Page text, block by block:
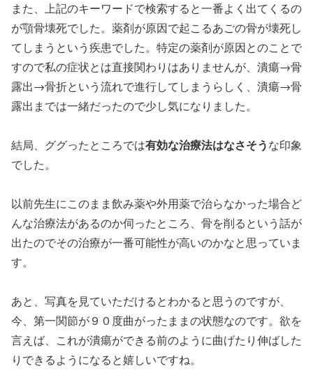
また、上記のキーワードで検索すると一番よく出てくるの
が顎骨壊死でした。薬剤が原因で起こるあごの骨が壊死し
てしまうという疾患でした。特定の薬剤が原因とのことで
すので私の症状とは直接関わりはありませんが、潰瘍→骨
露出→骨折という流れで進行してしまうらしく、潰瘍→骨
露出までは一緒だったので少し気になりました。
結局、ググったところでは有効な治療法はなさそうな印象
でした。
以前先生にこのまま飲み薬や外用薬で治らなかった場合ど
んな治療法があるのか伺ったところ、骨を削るという話が
出たのでその治療が一番可能性が高いのかなと思っていま
す。
あと、写真を見ていただけるとわかると思うのですが、
今、第一関節が９０度曲がったままの状態なのです。欲を
言えば、これが潰瘍ができる前のように曲げたり伸ばした
りできるようになると嬉しいですね。